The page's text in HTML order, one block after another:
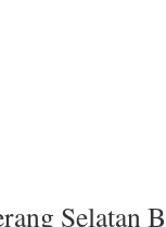
Selatan